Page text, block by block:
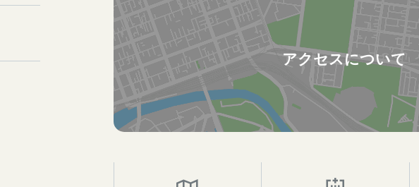
アクセスについて